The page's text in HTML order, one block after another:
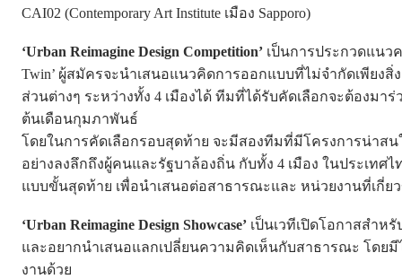
CAI02 (Contemporary Art Institute เมือง Sapporo)
‘Urban Reimagine Design Competition’ เป็นการประกวดแนว
Twin’ ผู้สมัครจะนำเสนอแนวคิดการออกแบบที่ไม่จำกัดเพียง
ส่วนต่างๆ ระหว่างทั้ง 4 เมืองได้ ทีมที่ได้รับคัดเลือกจะต้องม
ต้นเดือนกุมภาพันธ์
โดยในการคัดเลือกรอบสุดท้าย จะมีสองทีมที่มีโครงการน่า
อย่างลงลึกถึงผู้คนและรัฐบาล้องถิ่น กับทั้ง 4 เมือง ในประเท
แบบขั้นสุดท้าย เพื่อนำเสนอต่อสาธารณะและ หน่วยงานที่เกี่ย
‘Urban Reimagine Design Showcase’ เป็นเวทีเปิดโอกาสสำห
และอยากนำเสนอแลกเปลี่ยนความคิดเห็นกับสาธารณะ โดย
งานด้วย